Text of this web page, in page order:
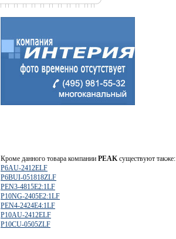
Кроме данного товара компании PEAKсуществуют также:
P6AU-2412ELF
P6BUI-051818ZLF
PEN3-4815E2:1LF
P10NG-2405E2:1LF
PEN4-2424E4:1LF
P10AU-2412ELF
P10CU-0505ZLF